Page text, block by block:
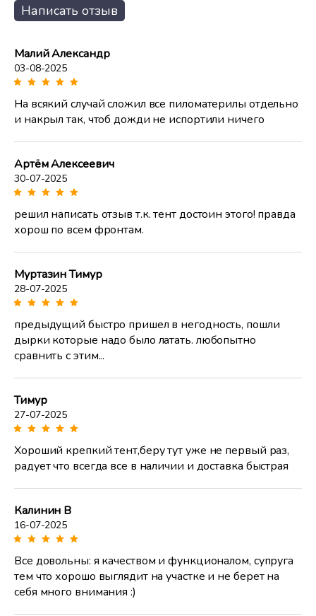
Написать отзыв
Малий Александр
03-08-2025
На всякий случай сложил все пиломатерилы отдельно
и накрыл так, чтоб дожди не испортили ничего
Артём Алексеевич
30-07-2025
решил написать отзыв т.к. тент достоин этого! правда
хорош по всем фронтам.
Муртазин Тимур
28-07-2025
предыдущий быстро пришел в негодность, пошли
дырки которые надо было латать. любопытно
сравнить с этим...
Тимур
27-07-2025
Хороший крепкий тент,беру тут уже не первый раз,
радует что всегда все в наличии и доставка быстрая
Калинин В
16-07-2025
Все довольны: я качеством и функционалом, супруга
тем что хорошо выглядит на участке и не берет на
себя много внимания :)